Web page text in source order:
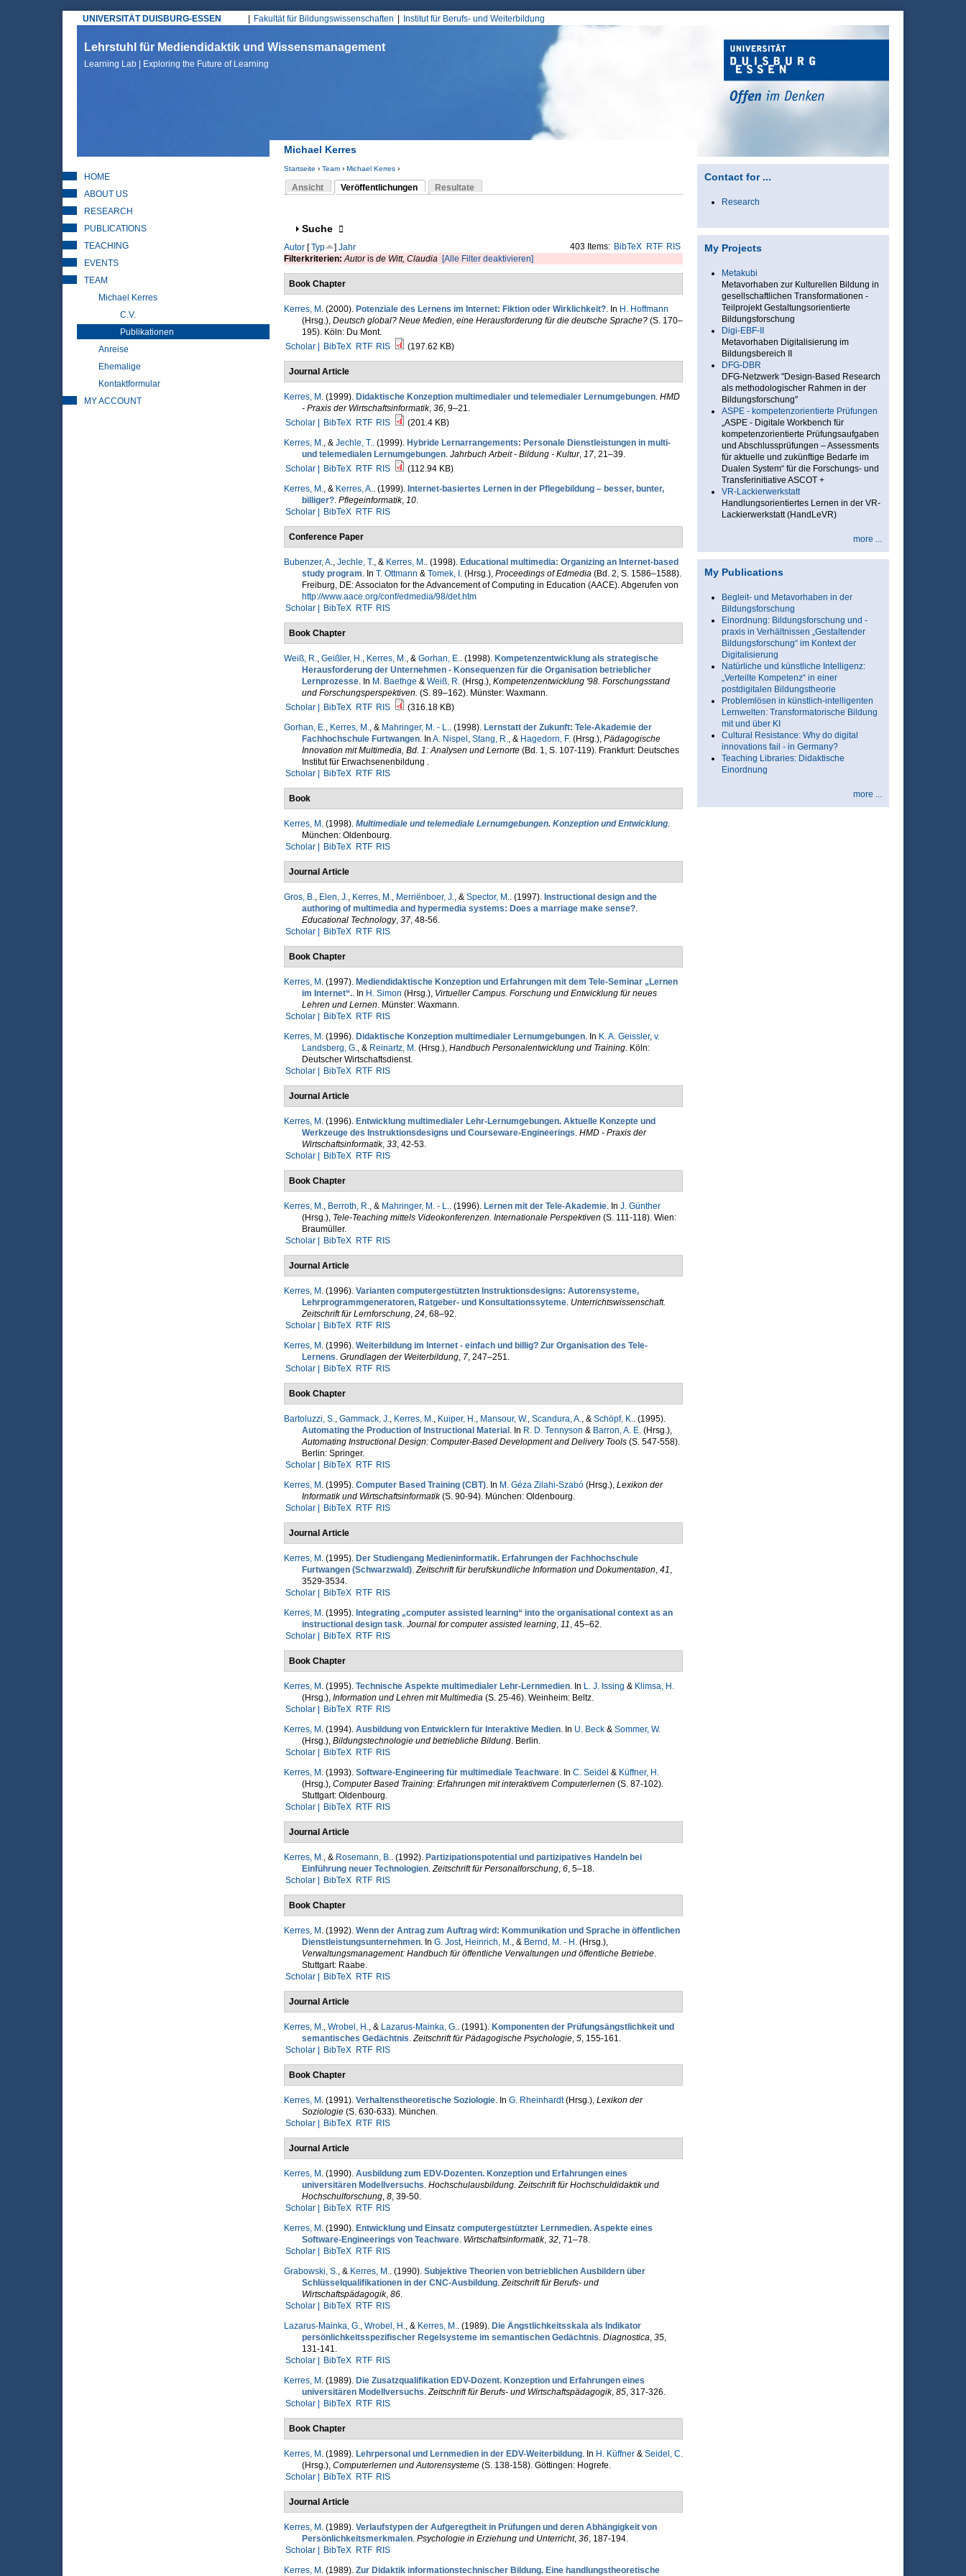
UNIVERSITÄT DUISBURG-ESSEN
Hauptmenü
Fakultät für Bildungswissenschaften Institut für Berufs- und Weiterbildung
Lehrstuhl für Mediendidaktik und Wissensmanagement
Learning Lab | Exploring the Future of Learning
Michael Kerres
Sie sind hier
Startseite › Team› Michael Kerres›
Ansicht
Veröffentlichungen
(aktiver Reiter)
Resultate
Anzeigen
Suche
403 Items: BibTeX RTF RIS
Autor[Typ ] Jahr
Filterkriterien:Autoris de Witt, Claudia [Alle Filter deaktivieren]
Book Chapter
Kerres, M . (2000). Potenziale des Lernens im Internet: Fiktion oder Wirklichkeit?. In H. Hoffmann
(Hrsg.), Deutsch global? Neue Medien, eine Herausforderung für die deutsche Sprache?(S. 170–
195). Köln: Du Mont.
Scholar |
BibTeX RTF RIS (197.62 KB)
Journal Article
Kerres, M . (1999). Didaktische Konzeption multimedialer und telemedialer Lernumgebungen. HMD
- Praxis der Wirtschaftsinformatik, 36, 9–21.
Scholar |
BibTeX RTF RIS
(201.4 KB)
Kerres, M., & Jechle, T.. (1999). Hybride Lernarrangements: Personale Dienstleistungen in multi-
und telemedialen Lernumgebungen. Jahrbuch Arbeit - Bildung - Kultur, 17, 21–39.
Scholar |
BibTeX RTF RIS
(112.94 KB)
Kerres, M., & Kerres, A.. (1999). Internet-basiertes Lernen in der Pflegebildung – besser, bunter,
billiger?. Pflegeinformatik, 10.
Scholar |
BibTeX RTF RIS
Conference Paper
Bubenzer, A., Jechle, T., & Kerres, M.. (1998). Educational multimedia: Organizing an Internet-based
study program. In T. Ottmann & Tomek, I.(Hrsg.), Proceedings of Edmedia(Bd. 2, S. 1586–1588).
Freiburg, DE: Associaton for the Advancement of Computing in Education (AACE). Abgerufen von
http://www.aace.org/conf/edmedia/98/det.htm
Scholar |
BibTeX RTF RIS
Book Chapter
Weiß, R., Geißler, H., Kerres, M., & Gorhan, E.. (1998). Kompetenzentwicklung als strategische
Herausforderung der Unternehmen - Konsequenzen für die Organisation betrieblicher
Lernprozesse. In M. Baethge & Weiß, R.(Hrsg.), Kompetenzentwicklung '98. Forschungsstand
und Forschungsperspektiven. (S. 89–162). Münster: Waxmann.
Scholar |
BibTeX RTF RIS
(316.18 KB)
Gorhan, E., Kerres, M., & Mahringer, M. - L.. (1998). Lernstatt der Zukunft: Tele-Akademie der
Fachhochschule Furtwangen. In A. Nispel , Stang, R., & Hagedorn, F.(Hrsg.), Pädagogische
Innovation mit Multimedia, Bd. 1: Analysen und Lernorte(Bd. 1, S. 107-119). Frankfurt: Deutsches
Institut für Erwachsenenbildung .
Scholar |
BibTeX RTF RIS
Book
Kerres, M . (1998). Multimediale und telemediale Lernumgebungen. Konzeption und Entwicklung.
München: Oldenbourg.
Scholar |
BibTeX RTF RIS
Journal Article
Gros, B., Elen, J., Kerres, M., Merriënboer, J., & Spector, M.. (1997). Instructional design and the
authoring of multimedia and hypermedia systems: Does a marriage make sense?.
Educational Technology, 37, 48-56.
Scholar |
BibTeX RTF RIS
Book Chapter
Kerres, M . (1997). Mediendidaktische Konzeption und Erfahrungen mit dem Tele-Seminar „Lernen
im Internet“.. In H. Simon (Hrsg.), Virtueller Campus. Forschung und Entwicklung für neues
Lehren und Lernen. Münster: Waxmann.
Scholar |
BibTeX RTF RIS
Kerres, M . (1996). Didaktische Konzeption multimedialer Lernumgebungen. In K. A. Geissler, v.
Landsberg, G., & Reinartz, M.(Hrsg.), Handbuch Personalentwicklung und Training. Köln:
Deutscher Wirtschaftsdienst.
Scholar |
BibTeX RTF RIS
Journal Article
Kerres, M . (1996). Entwicklung multimedialer Lehr-Lernumgebungen. Aktuelle Konzepte und
Werkzeuge des Instruktionsdesigns und Courseware-Engineerings. HMD - Praxis der
Wirtschaftsinformatik, 33, 42-53.
Scholar |
BibTeX RTF RIS
Book Chapter
Kerres, M., Berroth, R., & Mahringer, M. - L.. (1996). Lernen mit der Tele-Akademie. In J. Günther
(Hrsg.), Tele-Teaching mittels Videokonferenzen. Internationale Perspektiven (S. 111-118). Wien:
Braumüller.
Scholar |
BibTeX RTF RIS
Journal Article
Kerres, M . (1996). Varianten computergestützten Instruktionsdesigns: Autoren­systeme,
Lehrprogrammgeneratoren, Ratgeber- und Konsultations­syteme. Unterrichtswissenschaft.
Zeitschrift für Lern­for­schung, 24, 68–92.
Scholar |
BibTeX RTF RIS
Kerres, M . (1996). Weiterbildung im Internet - einfach und billig? Zur Organisation des Tele-
Lernens. Grundlagen der Weiterbildung, 7, 247–251.
Scholar |
BibTeX RTF RIS
Book Chapter
Bartoluzzi, S., Gammack, J., Kerres, M., Kuiper, H., Mansour, W., Scandura, A., & Schöpf, K.. (1995).
Automating the Production of Instructional Material . In R. D. Tennyson & Barron, A. E.(Hrsg.),
Automating Instructional Design: Computer-Based Development and Delivery Tools(S. 547-558).
Berlin: Springer.
Scholar |
BibTeX RTF RIS
Kerres, M . (1995). Computer Based Training (CBT). In M. Géza Zilahi-Szabó(Hrsg.), Lexikon der
Informatik und Wirtschaftsinformatik(S. 90-94). München: Oldenbourg.
Scholar |
BibTeX RTF RIS
Journal Article
Kerres, M . (1995). Der Studiengang Medieninformatik. Erfahrungen der Fach­hochschule
Furtwangen (Schwarzwald).Zeitschrift für berufs­kundliche Information und Dokumentation, 41,
3529-3534.
Scholar |
BibTeX RTF RIS
Kerres, M . (1995). Integrating „computer assisted learning“ into the organisational context as an
instructional design task. Journal for computer assisted learning, 11, 45–62.
Scholar |
BibTeX RTF RIS
Book Chapter
Kerres, M . (1995). Technische Aspekte multimedialer Lehr-Lernmedien. In L. J. Issing & Klimsa, H.
(Hrsg.), Information und Lehren mit Multimedia(S. 25-46). Weinheim: Beltz.
Scholar |
BibTeX RTF RIS
Kerres, M . (1994). Ausbildung von Entwicklern für Interaktive Medien. In U. Beck& Sommer, W.
(Hrsg.), Bildungstechnologie und betriebliche Bildung. Berlin.
Scholar |
BibTeX RTF RIS
Kerres, M . (1993). Software-Engineering für multimediale Teachware. In C. Seidel & Küffner, H.
(Hrsg.), Computer Based Training: Erfahrungen mit inter­aktivem Computerlernen (S. 87-102).
Stuttgart: Oldenbourg.
Scholar |
BibTeX RTF RIS
Journal Article
Kerres, M., & Rosemann, B.. (1992). Partizipationspotential und partizipatives Handeln bei
Einführung neuer Tech­nologien.Zeitschrift für Per­sonal­for­schung, 6, 5–18.
Scholar |
BibTeX RTF RIS
Book Chapter
Kerres, M . (1992). Wenn der Antrag zum Auftrag wird: Kommunikation und Sprache in öffentlichen
Dienstleistungsunternehmen. In G. Jost, Heinrich, M., & Bernd, M. - H.(Hrsg.),
Verwaltungsmanagement: Handbuch für öffentliche Verwaltungen und öffentliche Betriebe.
Stuttgart: Raabe.
Scholar |
BibTeX RTF RIS
Journal Article
Kerres, M., Wrobel, H., & Lazarus-Mainka, G.. (1991). Kompo­nenten der Prüfungsängstlichkeit und
semantisches Ge­dächtnis.Zeitschrift für Pädagogische Psychologie, 5, 155-161.
Scholar |
BibTeX RTF RIS
Book Chapter
Kerres, M . (1991). Verhaltenstheoretische Sozio­logie. In G. Rheinhardt(Hrsg.), Lexikon der
Soziologie(S. 630-633). München.
Scholar |
BibTeX RTF RIS
Journal Article
Kerres, M . (1990). Ausbildung zum EDV-Dozenten. Konzeption und Erfahrungen eines
universitären Modellversuchs. Hochschulausbildung. Zeit­schrift für Hochschuldidaktik und
Hochschulforschung, 8, 39-50.
Scholar |
BibTeX RTF RIS
Kerres, M . (1990). Entwicklung und Einsatz computergestützter Lernmedien. Aspekte eines
Software-Engineerings von Teachware. Wirtschaftsinformatik, 32, 71–78.
Scholar |
BibTeX RTF RIS
Grabowski, S., & Kerres, M.. (1990). Subjektive Theorien von be­trieblichen Ausbil­dern über
Schlüsselqualifikationen in der CNC-Ausbildung.Zeitschrift für Berufs- und
Wirtschaftspädagogik, 86.
Scholar |
BibTeX RTF RIS
Lazarus-Mainka, G., Wrobel, H., & Kerres, M.. (1989). Die Ängstlich­keits­skala als Indikator
persönlichkeitsspezi­fischer Regelsysteme im semantischen Gedächtnis. Diagnostica, 35,
131-141.
Scholar |
BibTeX RTF RIS
Kerres, M . (1989). Die Zusatzqualifikation EDV-Dozent. Konzeption und Erfah­rungen eines
universitären Modellversuchs.Zeitschrift für Berufs- und Wirtschaftspädagogik, 85, 317-326.
Scholar |
BibTeX RTF RIS
Book Chapter
Kerres, M . (1989). Lehrpersonal und Lernmedien in der EDV-Weiterbil­dung. In H. Küffner& Seidel, C.
(Hrsg.), Computerlernen und Autorensysteme(S. 138-158). Göttingen: Hogrefe.
Scholar |
BibTeX RTF RIS
Journal Article
Kerres, M . (1989). Verlaufstypen der Aufgeregtheit in Prü­fungen und de­ren Abhän­gig­keit von
Persönlichkeitsmerkmalen. Psychologie in Erziehung und Unterricht, 36, 187-194.
Scholar |
BibTeX RTF RIS
Kerres, M . (1989). Zur Didaktik informationstechnischer Bildung. Eine handlungstheoretische
HOME
ABOUT US
RESEARCH
PUBLICATIONS
TEACHING
EVENTS
TEAM
Michael Kerres
C.V.
Publikationen
Anreise
Ehemalige
Kontaktformular
MY ACCOUNT
Contact for ...
Research
My Projects
Metakubi
Metavorhaben zur Kulturellen Bildung in
gesellschaftlichen Transformationen -
Teilprojekt Gestaltungsorientierte
Bildungsforschung
Digi-EBF-II
Metavorhaben Digitalisierung im
Bildungsbereich II
DFG-DBR
DFG-Netzwerk "Design-Based Research
als methodologischer Rahmen in der
Bildungsforschung"
ASPE - kompetenzorientierte Prüfungen
„ASPE - Digitale Workbench für
kompetenzorientierte Prüfungsaufgaben
und Abschlussprüfungen – Assessments
für aktuelle und zukünftige Bedarfe im
Dualen System“ für die Forschungs- und
Transferinitiative ASCOT +
VR-Lackierwerkstatt
Handlungsorientiertes Lernen in der VR-
Lackierwerkstatt (HandLeVR)
more ...
My Publications
Begleit- und Metavorhaben in der
Bildungsforschung
Einordnung: Bildungsforschung und -
praxis in Verhältnissen „Gestaltender
Bildungsforschung“ im Kontext der
Digitalisierung
Natürliche und künstliche Intelligenz:
„Verteilte Kompetenz“ in einer
postdigitalen Bildungstheorie
Problemlösen in künstlich-intelligenten
Lernwelten: Transformatorische Bildung
mit und über KI
Cultural Resistance: Why do digital
innovations fail - in Germany?
Teaching Libraries: Didaktische
Einordnung
more ...